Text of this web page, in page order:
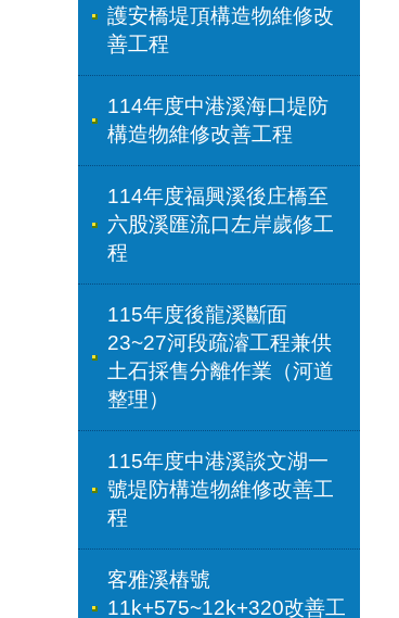
護安橋堤頂構造物維修改
善工程
114年度中港溪海口堤防
構造物維修改善工程
114年度福興溪後庄橋至
六股溪匯流口左岸歲修工
程
115年度後龍溪斷面
23~27河段疏濬工程兼供
土石採售分離作業（河道
整理）
115年度中港溪談文湖一
號堤防構造物維修改善工
程
客雅溪樁號
11k+575~12k+320改善工